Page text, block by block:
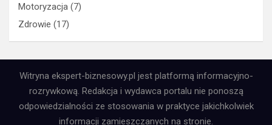
Motoryzacja (7)
Zdrowie (17)
Witryna ekspert-biznesowy.pl jest platformą informacyjno-
rozrywkową. Redakcja i wydawca portalu nie ponoszą
odpowiedzialności ze stosowania w praktyce jakichkolwiek
informacji zamieszczanych na stronie.